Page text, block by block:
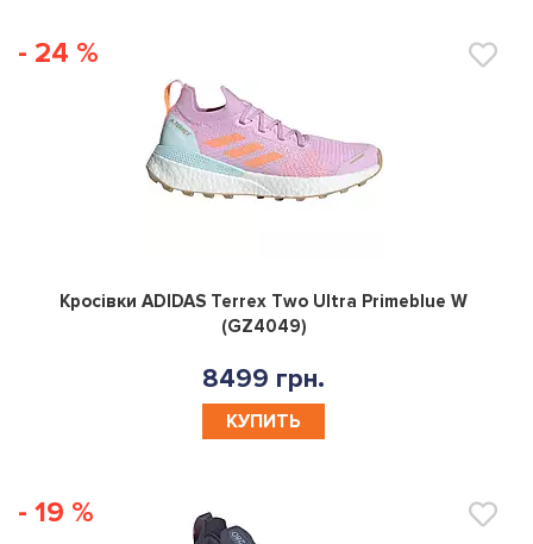
- 24 %
0
Кросівки ADIDAS Terrex Two Ultra Primeblue W
(GZ4049)
8499 грн.
КУПИТЬ
- 19 %